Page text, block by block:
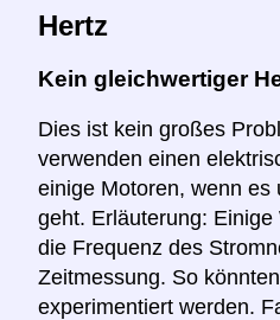
Hertz
Kein gleichwertiger
Dies ist kein großes
verwenden einen
einige Motoren, wenn es
geht. Erläuterung:
die Frequenz des
Zeitmessung. So
experimentiert werden.